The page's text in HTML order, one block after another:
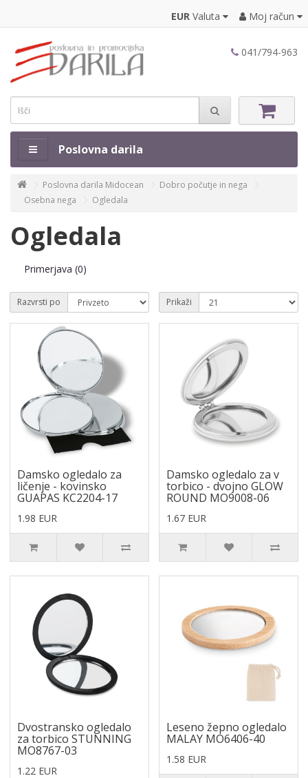
EUR Valuta Moj račun
041/794-963
Poslovna darila
Poslovna darila Midocean
Dobro počutje in nega
Osebna nega
Ogledala
Ogledala
Primerjava (0)
Razvrsti po Prikaži
Damsko ogledalo za
ličenje - kovinsko
GUAPAS KC2204-17
1.98 EUR
Damsko ogledalo za v
torbico - dvojno GLOW
ROUND MO9008-06
1.67 EUR
Dvostransko ogledalo
za torbico STUNNING
MO8767-03
1.22 EUR
Leseno žepno ogledalo
MALAY MO6406-40
1.58 EUR